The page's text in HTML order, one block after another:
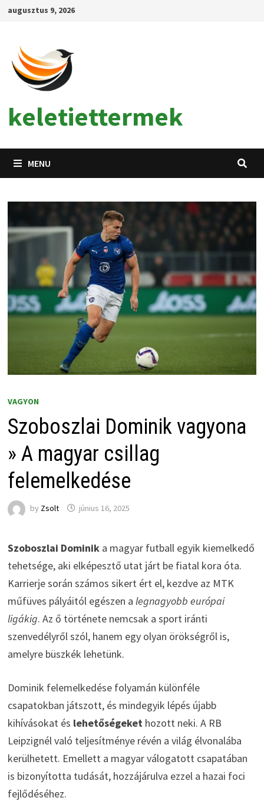
Skipaugusztus 9, 2026
keletiettermek
MENU
VAGYON
Szoboszlai Dominik vagyona
» A magyar csillag
felemelkedése
by Zsolt június 16, 2025
Szoboszlai Dominika magyar futball egyik kiemelkedő
tehetsége, aki elképesztő utat járt be fiatal kora óta.
Karrierje során számos sikert ért el, kezdve az MTK
műfüves pályáitól egészen a legnagyobb európai
ligákig. Az ő története nemcsak a sport iránti
szenvedélyről szól, hanem egy olyan örökségről is,
amelyre büszkék lehetünk.
Dominik felemelkedése folyamán különféle
csapatokban játszott, és mindegyik lépés újabb
kihívásokat és lehetőségeket hozott neki. A RB
Leipzignél való teljesítménye révén a világ élvonalába
kerülhetett. Emellett a magyar válogatott csapatában
is bizonyította tudását, hozzájárulva ezzel a hazai foci
fejlődéséhez.